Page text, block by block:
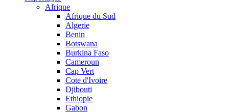
Afrique
Afrique du Sud
Algerie
Benin
Botswana
Burkina Faso
Cameroun
Cap Vert
Cote d'Ivoire
Djibouti
Ethiopie
Gabon